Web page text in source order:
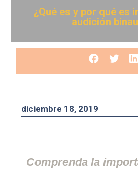
¿Qué es y por qué es
audición
diciembre 18, 2019
Comprenda la